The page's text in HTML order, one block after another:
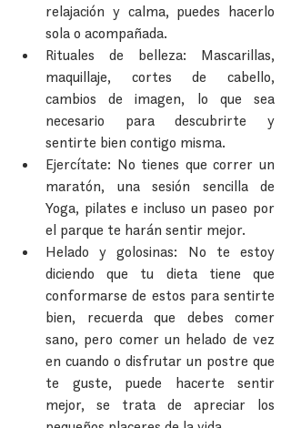
relajación y calma, puedes hacerlo
sola o acompañada.
Rituales de belleza: Mascarillas,
maquillaje, cortes de cabello,
cambios de imagen, lo que sea
necesario para descubrirte y
sentirte bien contigo misma.
Ejercítate: No tienes que correr un
maratón, una sesión sencilla de
Yoga, pilates e incluso un paseo por
el parque te harán sentir mejor.
Helado y golosinas: No te estoy
diciendo que tu dieta tiene que
conformarse de estos para sentirte
bien, recuerda que debes comer
sano, pero comer un helado de vez
en cuando o disfrutar un postre que
te guste, puede hacerte sentir
mejor, se trata de apreciar los